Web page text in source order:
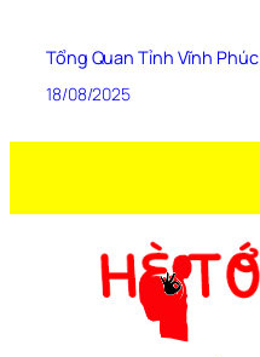
Tổng Quan Tỉnh Vĩnh Phúc
18/08/2025